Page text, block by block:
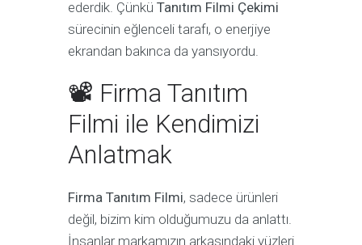
ederdik. Çünkü Tanıtım Filmi Çekimi
sürecinin eğlenceli tarafı, o enerjiye
ekrandan bakınca da yansıyordu.
📽 Firma Tanıtım
Filmi ile Kendimizi
Anlatmak
Firma Tanıtım Filmi, sadece ürünleri
değil, bizim kim olduğumuzu da anlattı.
İnsanlar markamızın arkasındaki yüzleri